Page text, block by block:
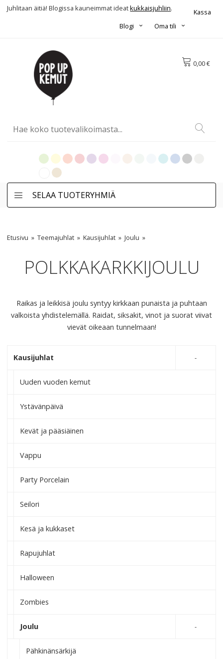
Juhlitaan äitiä! Blogissa kauneimmat ideatkukkaisjuhliin.
Kassa
Oma tili
Blogi
0,00 €
SELAA TUOTERYHMIÄ
Etusivu Teemajuhlat Kausijuhlat Joulu
POLKKAKARKKIJOULU
Raikas ja leikkisä joulu syntyy kirkkaan punaista ja puhtaan
valkoista yhdistelemällä. Raidat, siksakit, vinot ja suorat viivat
vievät oikeaan tunnelmaan!
Kausijuhlat
Uuden vuoden kemut
Ystävänpäivä
Kevät ja pääsiäinen
Vappu
Party Porcelain
Seilori
Kesä ja kukkaset
Rapujuhlat
Halloween
Zombies
Joulu
Pähkinänsärkijä